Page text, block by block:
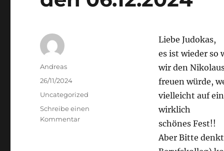
junge
Liebe Judokas,
es ist wieder so
wir den
freuen würde,
vielleicht auf
wirklich
schönes Fest!!
Aber Bitte
Autor
Andreas
Veröffentlicht
26/11/2024
Kategorien
Uncategorized
Schreibe einen
Kommentarzu